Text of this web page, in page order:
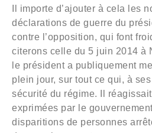
Il importe d’ajouter à cela les
déclarations de guerre du
contre l’opposition, qui font
citerons celle du 5 juin 2014 à
le président a publiquement
plein jour, sur tout ce qui, à
sécurité du régime. Il
exprimées par le
disparitions de personnes